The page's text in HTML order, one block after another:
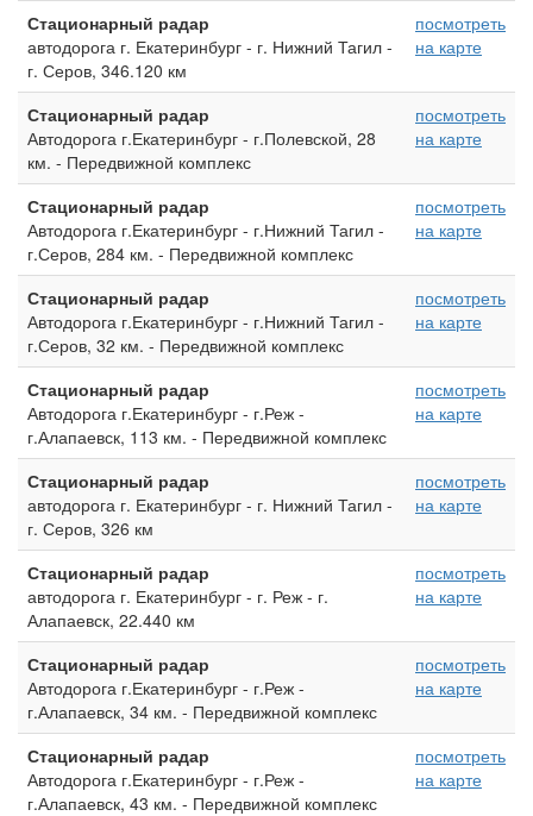
Стационарный радар
автодорога г. Екатеринбург - г. Нижний Тагил -
г. Серов, 346.120 км
посмотреть
на карте
Стационарный радар
Автодорога г.Екатеринбург - г.Полевской, 28
км. - Передвижной комплекс
посмотреть
на карте
Стационарный радар
Автодорога г.Екатеринбург - г.Нижний Тагил -
г.Серов, 284 км. - Передвижной комплекс
посмотреть
на карте
Стационарный радар
Автодорога г.Екатеринбург - г.Нижний Тагил -
г.Серов, 32 км. - Передвижной комплекс
посмотреть
на карте
Стационарный радар
Автодорога г.Екатеринбург - г.Реж -
г.Алапаевск, 113 км. - Передвижной комплекс
посмотреть
на карте
Стационарный радар
автодорога г. Екатеринбург - г. Нижний Тагил -
г. Серов, 326 км
посмотреть
на карте
Стационарный радар
автодорога г. Екатеринбург - г. Реж - г.
Алапаевск, 22.440 км
посмотреть
на карте
Стационарный радар
Автодорога г.Екатеринбург - г.Реж -
г.Алапаевск, 34 км. - Передвижной комплекс
посмотреть
на карте
Стационарный радар
Автодорога г.Екатеринбург - г.Реж -
г.Алапаевск, 43 км. - Передвижной комплекс
посмотреть
на карте